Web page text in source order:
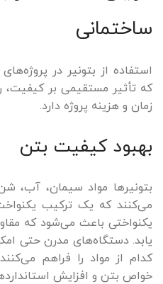
ساختمانی
استفاده از بتونیر در
که تأثیر مستقیمی بر کیفیت،
زمان و هزینه پروژه دارد.
بهبود کیفیت بتن
بتونیرها مواد سیمان، آب،
می‌کنند که یک ترکیب
یکنواختی باعث می‌شود که
یابد. دستگاه‌های مدرن حتی
کدام از مواد را فراهم
خواص بتن و افزایش